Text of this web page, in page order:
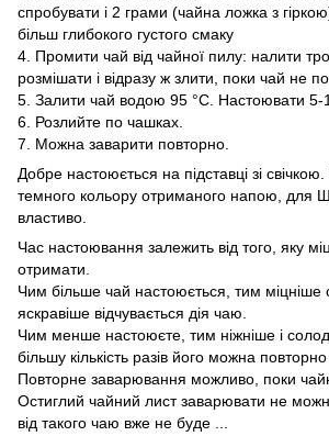
спробувати і 2 грами (чайна ложка з
більш глибокого густого смаку
4. Промити чай від чайної пилу: налити
розмішати і відразу ж злити, поки чай не
5. Залити чай водою 95 °С. Настоювати 5-
6. Розлийте по чашках.
7. Можна заварити повторно.
Добре настоюється на підставці зі
темного кольору отриманого напою, для
властиво.
Час настоювання залежить від того, яку
отримати.
Чим більше чай настоюється, тим міцніше
яскравіше відчувається дія чаю.
Чим менше настоюєте, тим ніжніше і
більшу кількість разів його можна повторно
Повторне заварювання можливо, поки
Остиглий чайний лист заварювати не
від такого чаю вже не буде ...